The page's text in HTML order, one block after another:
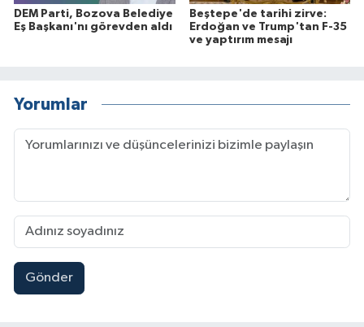
DEM Parti, Bozova Belediye
Eş Başkanı'nı görevden aldı
Beştepe'de tarihi zirve:
Erdoğan ve Trump'tan F-35
ve yaptırım mesajı
Yorumlar
Gönder